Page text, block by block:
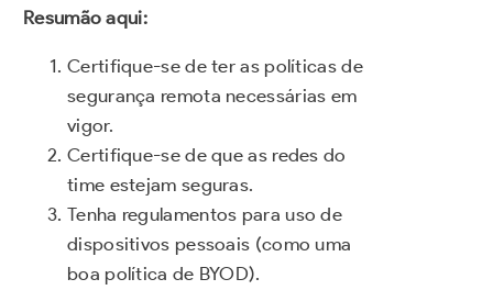
Resumão aqui:
Certifique-se de ter as políticas de
segurança remota necessárias em
vigor.
Certifique-se de que as redes do
time estejam seguras.
Tenha regulamentos para uso de
dispositivos pessoais (como uma
boa política de BYOD).